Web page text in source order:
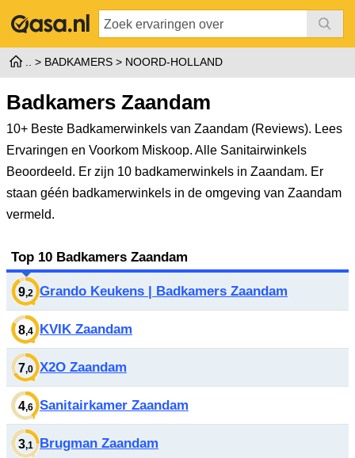
BADKAMERS NOORD-HOLLAND
Badkamers Zaandam
10+ Beste Badkamerwinkels van Zaandam (Reviews). Lees
Ervaringen en Voorkom Miskoop. Alle Sanitairwinkels
Beoordeeld. Er zijn 10 badkamerwinkels in Zaandam. Er
staan géén badkamerwinkels in de omgeving van Zaandam
vermeld.
Top 10 Badkamers Zaandam
9,2 Grando Keukens | Badkamers Zaandam
8,4 KVIK Zaandam
7,0 X2O Zaandam
4,6 Sanitairkamer Zaandam
3,1 Brugman Zaandam